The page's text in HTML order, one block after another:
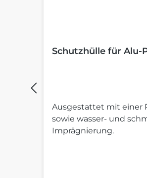
Schutzhülle für Alu-
Ausgestattet mit einer
sowie wasser- und
Imprägnierung.